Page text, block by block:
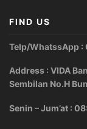
FIND US
Telp/WhatssApp :
Address : VIDA
Sembilan No.H
Senin – Jum’at :